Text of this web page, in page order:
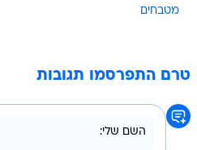
מטבחים
טרם התפרסמו תגובות